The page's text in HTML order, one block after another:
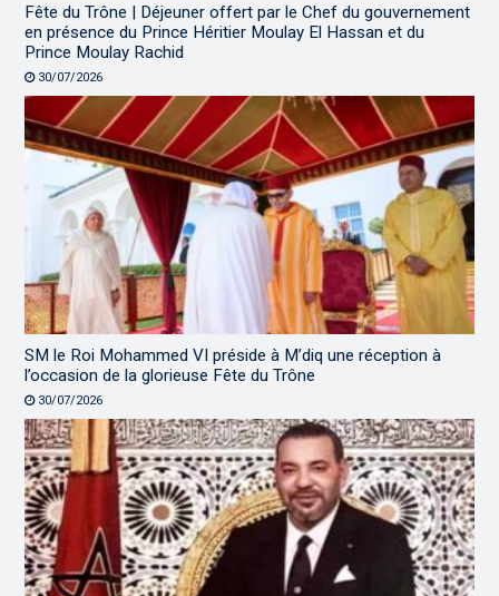
Fête du Trône | Déjeuner offert par le Chef du gouvernement
en présence du Prince Héritier Moulay El Hassan et du
Prince Moulay Rachid
30/07/2026
SM le Roi Mohammed VI préside à M’diq une réception à
l’occasion de la glorieuse Fête du Trône
30/07/2026